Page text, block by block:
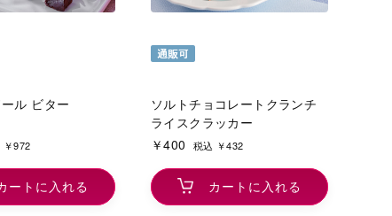
ル ビター
￥972
ートに入れる
ソルトチョコレートクランチ
ライスクラッカー
￥400
税込 ￥432
カートに入れる